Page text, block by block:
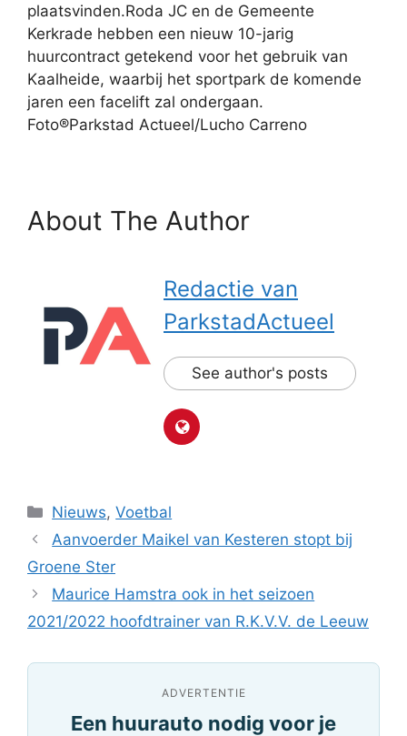
plaatsvinden.Roda JC en de Gemeente
Kerkrade hebben een nieuw 10-jarig
huurcontract getekend voor het gebruik van
Kaalheide, waarbij het sportpark de komende
jaren een facelift zal ondergaan.
Foto®Parkstad Actueel/Lucho Carreno
About The Author
Redactie van
ParkstadActueel
See author's posts
Categorieën
Nieuws,Voetbal
Aanvoerder Maikel van Kesteren stopt bij
Groene Ster
Maurice Hamstra ook in het seizoen
2021/2022 hoofdtrainer van R.K.V.V. de Leeuw
ADVERTENTIE
Een huurauto nodig voor je